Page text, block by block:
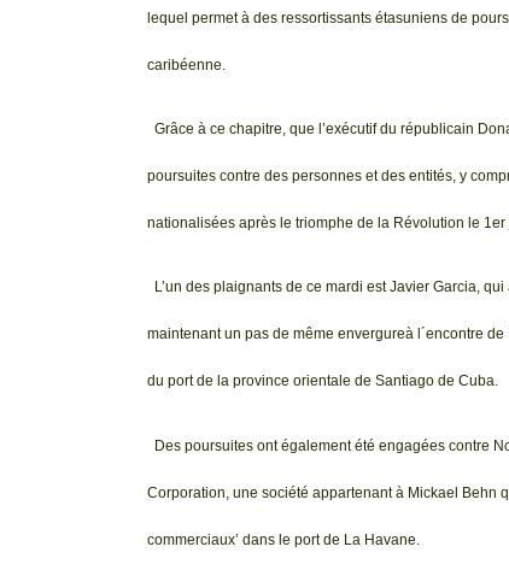
lequel permet à des ressortissants étasuniens de
caribéenne.
Grâce à ce chapitre, que l’exécutif du républicain
poursuites contre des personnes et des entités, y
nationalisées après le triomphe de la Révolution le
L’un des plaignants de ce mardi est Javier Garcia,
maintenant un pas de même envergureà l´encontre
du port de la province orientale de Santiago de Cuba.
Des poursuites ont également été engagées contre
Corporation, une société appartenant à Mickael Behn
commerciaux’ dans le port de La Havane.